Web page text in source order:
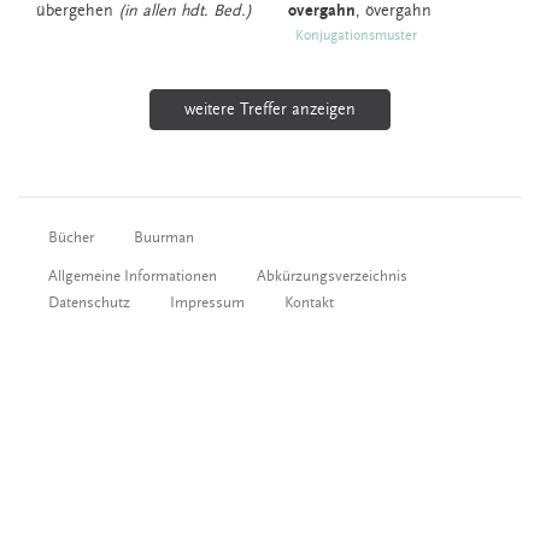
übergehen (in allen hdt. Bed.) overgahn, övergahn
Konjugationsmuster
weitere Treffer anzeigen
Bücher Buurman
Allgemeine Informationen
Abkürzungsverzeichnis
Datenschutz
Impressum Kontakt